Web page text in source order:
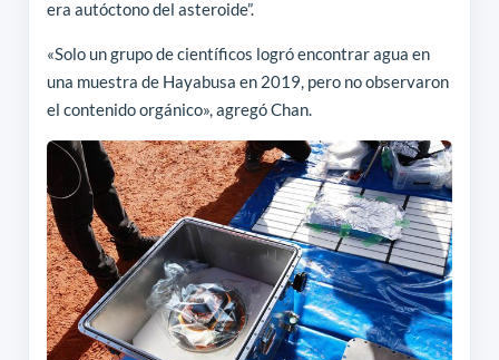
era autóctono del asteroide”.
«Solo un grupo de científicos logró encontrar agua en
una muestra de Hayabusa en 2019, pero no observaron
el contenido orgánico», agregó Chan.